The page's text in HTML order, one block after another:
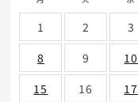
1 2 3
8
9 10
15
16 17